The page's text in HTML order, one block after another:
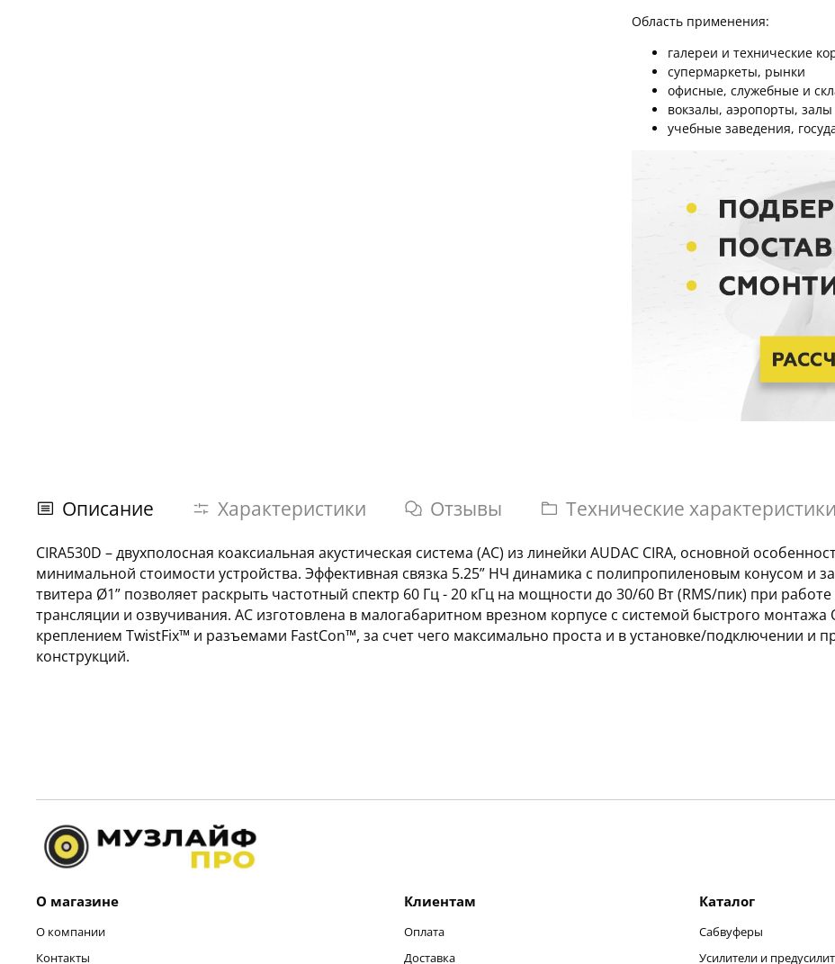
Область применения:
галереи и технические
супермаркеты, рынки
офисные, служебные и
вокзалы, аэропорты,
учебные заведения,
Описание Характеристики Отзывы Технические характеристики
CIRA530D – двухполосная коаксиальная акустическая система (АС) из линейки AUDAC CIRA, основной
минимальной стоимости устройства. Эффективная связка 5.25” НЧ динамика с полипропиленовым конусом и
твитера Ø1” позволяет раскрыть частотный спектр 60 Гц - 20 кГц на мощности до 30/60 Вт (RMS/пик) при
трансляции и озвучивания. АС изготовлена в малогабаритном врезном корпусе с системой быстрого
креплением TwistFix™ и разъемами FastCon™, за счет чего максимально проста и в установке/подключении и
конструкций.
О магазине
О компании
Контакты
Клиентам
Оплата
Доставка
Каталог
Сабвуферы
Усилители и